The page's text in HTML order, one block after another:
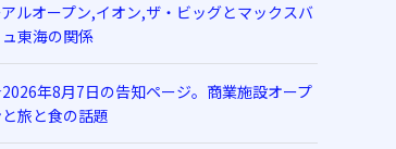
ルオープン,イオン,ザ・ビッグとマックスバ
ュ東海の関係
年8月7日の告知ページ。商業施設オープ
と旅と食の話題